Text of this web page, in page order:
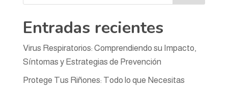
Entradas recientes
Virus Respiratorios: Comprendiendo su Impacto,
Síntomas y Estrategias de Prevención
Protege Tus Riñones: Todo lo que Necesitas